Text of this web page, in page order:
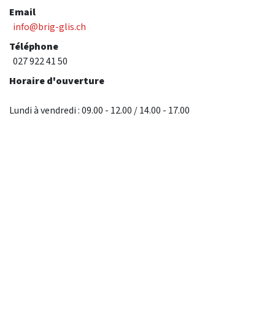
Email
info@brig-glis.ch
Téléphone
027 922 41 50
Horaire d'ouverture
Lundi à vendredi : 09.00 - 12.00 / 14.00 - 17.00